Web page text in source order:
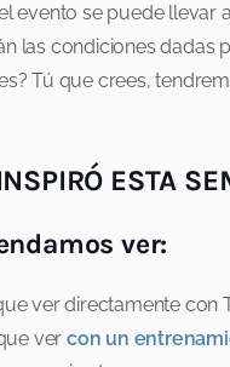
evento se puede llevar
las condiciones dadas
Tú que crees,
ESTA
ver:
ver directamente con
vercon un